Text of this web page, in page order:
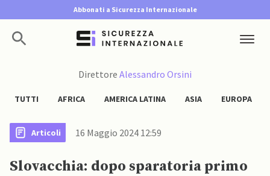
Abbonati a Sicurezza Internazionale
Direttore Alessandro Orsini
TUTTI AFRICA AMERICA LATINA ASIA EUROPA
Articoli 16 Maggio 2024 12:59
Slovacchia: dopo sparatoria primo